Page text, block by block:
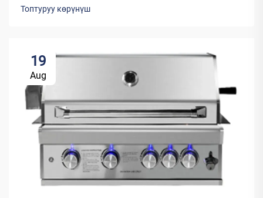
Топтуруу көрүнүш
19
Aug